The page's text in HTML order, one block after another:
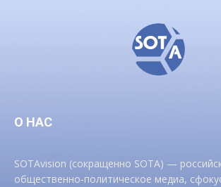
О НАС
SOTAvision (сокращенно SOTA) —
общественно-политическое медиа,